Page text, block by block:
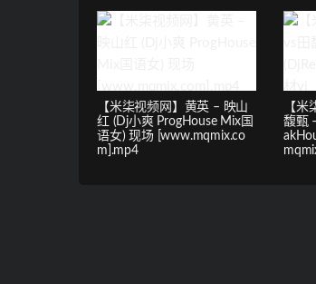
【米柒视频网】黄英 – 映山
红 (Dj小爽 ProgHouse Mix国
语女) 现场 [www.mqmix.co
m].mp4
【米
馥甄